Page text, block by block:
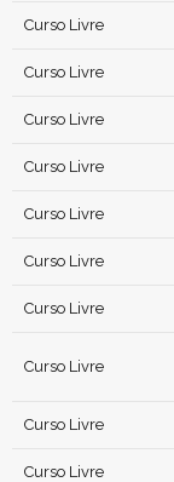
Curso Livre
Curso Livre
Curso Livre
Curso Livre
Curso Livre
Curso Livre
Curso Livre
Curso Livre
Curso Livre
Curso Livre